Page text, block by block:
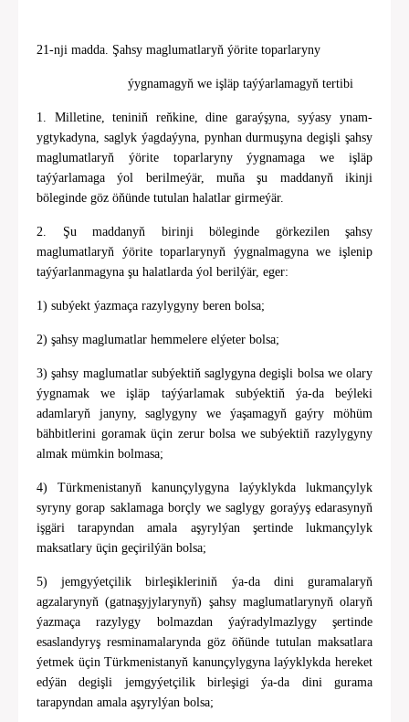
21-nji madda. Şahsy maglumatlaryň ýörite toparlaryny
ýygnamagyň we işläp taýýarlamagyň tertibi
1. Milletine, teniniň reňkine, dine garaýşyna, syýasy ynam-
ygtykadyna, saglyk ýagdaýyna, pynhan durmuşyna degişli şahsy
maglumatlaryň ýörite toparlaryny ýygnamaga we işläp
taýýarlamaga ýol berilmeýär, muňa şu maddanyň ikinji
böleginde göz öňünde tutulan halatlar girmeýär.
2. Şu maddanyň birinji böleginde görkezilen şahsy
maglumatlaryň ýörite toparlarynyň ýygnalmagyna we işlenip
taýýarlanmagyna şu halatlarda ýol berilýär, eger:
1) subýekt ýazmaça razylygyny beren bolsa;
2) şahsy maglumatlar hemmelere elýeter bolsa;
3) şahsy maglumatlar subýektiň saglygyna degişli bolsa we olary
ýygnamak we işläp taýýarlamak subýektiň ýa-da beýleki
adamlaryň janyny, saglygyny we ýaşamagyň gaýry möhüm
bähbitlerini goramak üçin zerur bolsa we subýektiň razylygyny
almak mümkin bolmasa;
4) Türkmenistanyň kanunçylygyna laýyklykda lukmançylyk
syryny gorap saklamaga borçly we saglygy goraýyş edarasynyň
işgäri tarapyndan amala aşyrylýan şertinde lukmançylyk
maksatlary üçin geçirilýän bolsa;
5) jemgyýetçilik birleşikleriniň ýa-da dini guramalaryň
agzalarynyň (gatnaşyjylarynyň) şahsy maglumatlarynyň olaryň
ýazmaça razylygy bolmazdan ýaýradylmazlygy şertinde
esaslandyryş resminamalarynda göz öňünde tutulan maksatlara
ýetmek üçin Türkmenistanyň kanunçylygyna laýyklykda hereket
edýän degişli jemgyýetçilik birleşigi ýa-da dini gurama
tarapyndan amala aşyrylýan bolsa;